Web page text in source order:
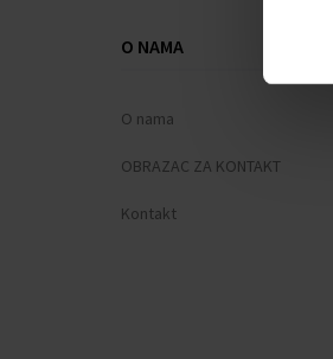
O NAMA
O nama
OBRAZAC ZA KONTAKT
Kontakt